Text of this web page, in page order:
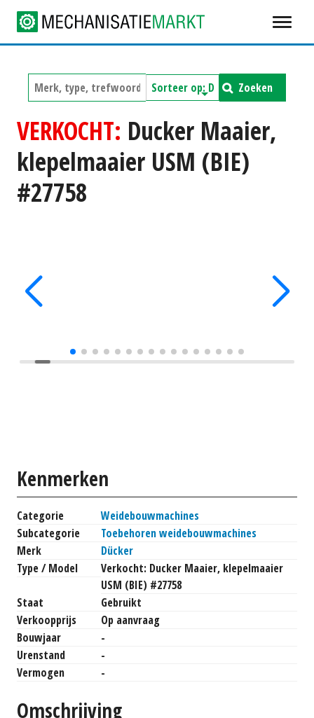
Zoeken
VERKOCHT: Ducker Maaier,
klepelmaaier USM (BIE)
#27758
Kenmerken
Categorie
Weidebouwmachines
Subcategorie
Toebehoren weidebouwmachines
Merk
Dücker
Type / Model
Verkocht: Ducker Maaier, klepelmaaier
USM (BIE) #27758
Staat
Gebruikt
Verkoopprijs
Op aanvraag
Bouwjaar
-
Urenstand
-
Vermogen
-
Omschrijving